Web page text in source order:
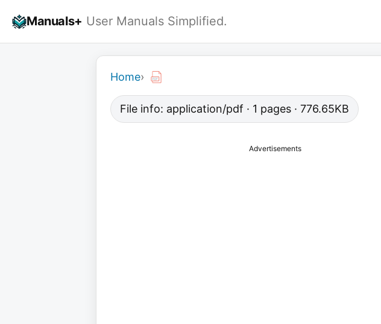
Manuals+ User Manuals Simplified.
Home›
File info: application/pdf · 1 pages · 776.65KB
Advertisements